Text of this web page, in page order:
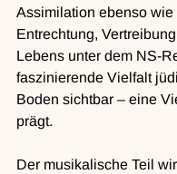
Assimilation ebenso wie
Entrechtung,
Lebens unter dem NS-
faszinierende Vielfalt
Boden sichtbar – eine
prägt.
Der musikalische Teil